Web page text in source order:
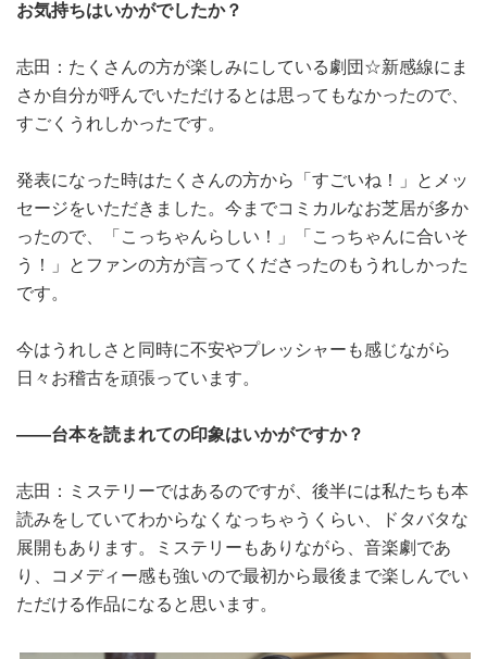
お気持ちはいかがでしたか？
志田：たくさんの方が楽しみにしている劇団☆新感線にま
さか自分が呼んでいただけるとは思ってもなかったので、
すごくうれしかったです。
発表になった時はたくさんの方から「すごいね！」とメッ
セージをいただきました。今までコミカルなお芝居が多か
ったので、「こっちゃんらしい！」「こっちゃんに合いそ
う！」とファンの方が言ってくださったのもうれしかった
です。
今はうれしさと同時に不安やプレッシャーも感じながら
日々お稽古を頑張っています。
――台本を読まれての印象はいかがですか？
志田：ミステリーではあるのですが、後半には私たちも本
読みをしていてわからなくなっちゃうくらい、ドタバタな
展開もあります。ミステリーもありながら、音楽劇であ
り、コメディー感も強いので最初から最後まで楽しんでい
ただける作品になると思います。